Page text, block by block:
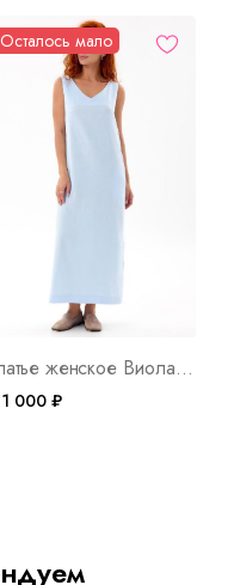
Осталось мало
Платье женское Виола 2 Арт. 10754
1 000 ₽